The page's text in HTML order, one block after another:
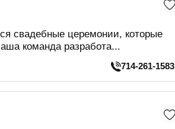
свадебные церемонии, которые
команда разработа...
714-261-1583